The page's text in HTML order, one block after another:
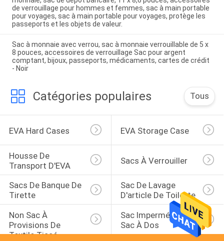
de verrouillage pour hommes et femmes, sac à main portable
pour voyages, sac à main portable pour voyages, protège les
passeports et les objets de valeur.
Sac à monnaie avec verrou, sac à monnaie verrouillable de 5 x
8 pouces, accessoires de verrouillage Sac pour argent
comptant, bijoux, passeports, médicaments, cartes de crédit
- Noir
Catégories populaires Tous
EVA Hard Cases EVA Storage Case
Housse De
Transport D'EVA
Sacs À Verrouiller
Sacs De Banque De
Tirette
Sac De Lavage
D'article De Toilette
Non Sac À
Provisions De
Textile Tissé
Sac Imperméable De
Sac À Dos